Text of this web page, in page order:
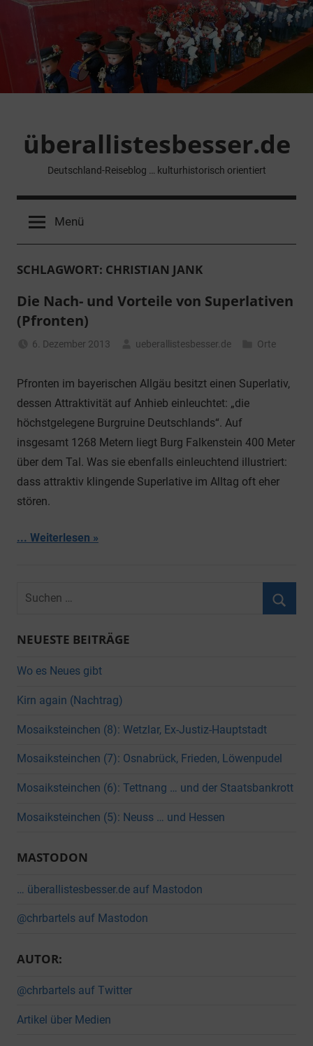
Zum
springen
überallistesbesser.de
Deutschland-Reiseblog … kulturhistorisch orientiert
Menü
SCHLAGWORT: CHRISTIAN JANK
Die Nach- und Vorteile von Superlativen
(Pfronten)
6. Dezember 2013 ueberallistesbesser.de Orte
Pfronten im bayerischen Allgäu besitzt einen Superlativ,
dessen Attraktivität auf Anhieb einleuchtet: „die
höchstgelegene Burgruine Deutschlands“. Auf
insgesamt 1268 Metern liegt Burg Falkenstein 400 Meter
über dem Tal. Was sie ebenfalls einleuchtend illustriert:
dass attraktiv klingende Superlative im Alltag oft eher
stören.
... Weiterlesen
Suchen
NEUESTE BEITRÄGE
Wo es Neues gibt
Kirn again (Nachtrag)
Mosaiksteinchen (8): Wetzlar, Ex-Justiz-Hauptstadt
Mosaiksteinchen (7): Osnabrück, Frieden, Löwenpudel
Mosaiksteinchen (6): Tettnang … und der Staatsbankrott
Mosaiksteinchen (5): Neuss … und Hessen
MASTODON
… überallistesbesser.de auf Mastodon
@chrbartels auf Mastodon
AUTOR:
@chrbartels auf Twitter
Artikel über Medien